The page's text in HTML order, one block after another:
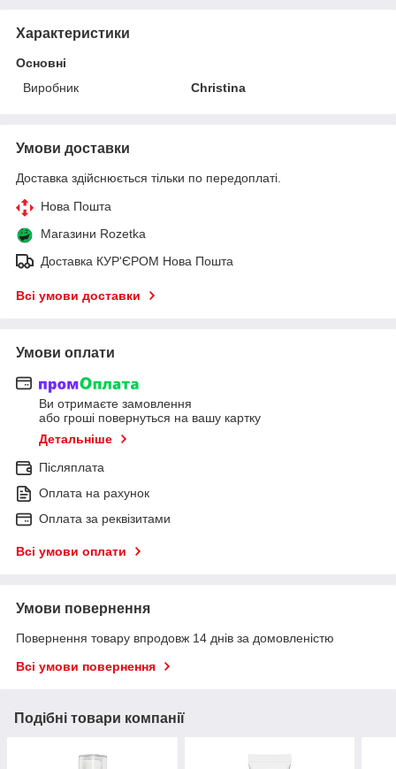
Характеристики
Основні
Виробник
Christina
Умови доставки
Доставка здійснюється тільки по передоплаті.
Нова Пошта
Магазини Rozetka
Доставка КУР'ЄРОМ Нова Пошта
Всі умови доставки
Умови оплати
Ви отримаєте замовлення
або гроші повернуться на вашу картку
Детальніше
Післяплата
Оплата на рахунок
Оплата за реквізитами
Всі умови оплати
Умови повернення
Повернення товару впродовж 14 днів за домовленістю
Всі умови повернення
Подібні товари компанії